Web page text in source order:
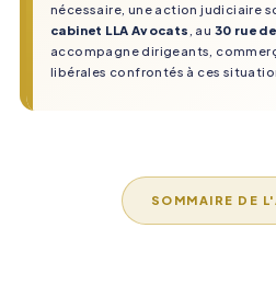
nécessaire, une action judiciaire
cabinet LLA Avocats , au 30 rue
accompagne dirigeants,
libérales confrontés à ces
SOMMAIRE DE